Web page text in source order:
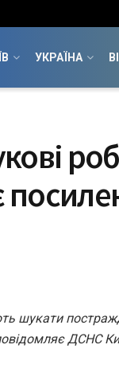
УКРАЇНА
шукати
ДСНС